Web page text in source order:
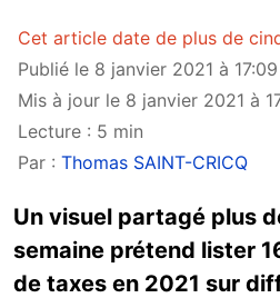
Cet article date de plus de
Publié le 8 janvier 2021 à 17:09
Mis à jour le 8 janvier 2021 à
Lecture : 5 min
Par : Thomas SAINT-CRICQ
Un visuel partagé plus
semaine prétend lister
de taxes en 2021 sur